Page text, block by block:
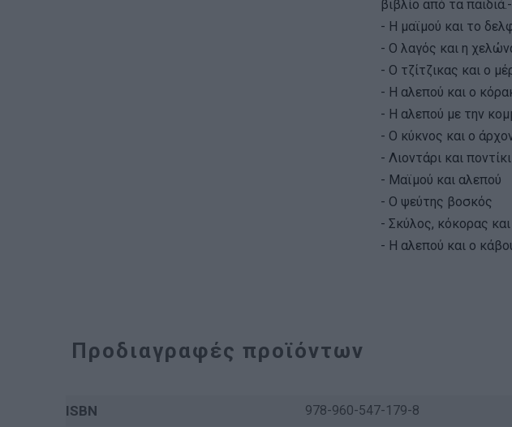
βιβλίο από τα παιδιά.
- Η μαϊμού και το
- Ο λαγός και η
- Ο τζίτζικας και ο
- Η αλεπού και ο
- Η αλεπού με την
- Ο κύκνος και ο
- Λιοντάρι και ποντίκι
- Μαϊμού και αλεπού
- Ο ψεύτης βοσκός
- Σκύλος, κόκορας
- Η αλεπού και ο
Προδιαγραφές προϊόντων
ISBN 978-960-547-179-8